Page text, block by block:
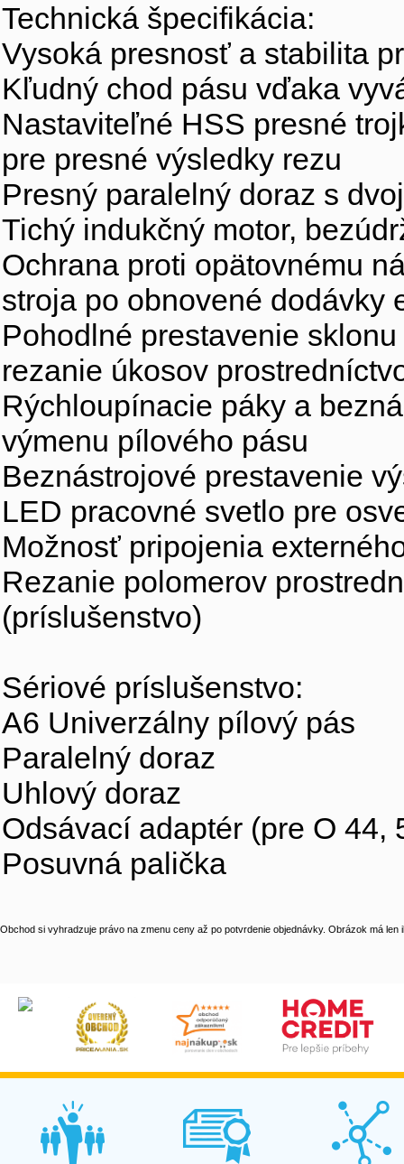
Technická špecifikácia:
Vysoká presnosť a stabilita
Kľudný chod pásu vďaka
Nastaviteľné HSS presné
pre presné výsledky rezu
Presný paralelný doraz s
Tichý indukčný motor,
Ochrana proti opätovnému
stroja po obnovené dodávky
Pohodlné prestavenie
rezanie úkosov
Rýchloupínacie páky a
výmenu pílového pásu
Beznástrojové prestavenie
LED pracovné svetlo pre
Možnosť pripojenia
Rezanie polomerov
(príslušenstvo)
Sériové príslušenstvo:
A6 Univerzálny pílový pás
Paralelný doraz
Uhlový doraz
Odsávací adaptér (pre O 44,
Posuvná palička
Obchod si vyhradzuje právo na zmenu ceny až po potvrdenie objednávky. Obrázok má len